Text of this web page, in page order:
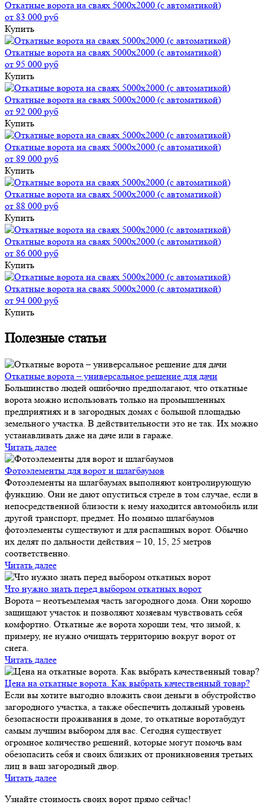
Откатные ворота на сваях 5000x2000 (с автоматикой)
от 83 000 руб
Купить
Откатные ворота на сваях 5000x2000 (с автоматикой)
от 95 000 руб
Купить
Откатные ворота на сваях 5000x2000 (с автоматикой)
от 92 000 руб
Купить
Откатные ворота на сваях 5000x2000 (с автоматикой)
от 89 000 руб
Купить
Откатные ворота на сваях 5000x2000 (с автоматикой)
от 88 000 руб
Купить
Откатные ворота на сваях 5000x2000 (с автоматикой)
от 86 000 руб
Купить
Откатные ворота на сваях 5000x2000 (с автоматикой)
от 94 000 руб
Купить
Полезные статьи
Откатные ворота – универсальное решение для дачи
Большинство людей ошибочно предполагают, что откатные
ворота можно использовать только на промышленных
предприятиях и в загородных домах с большой площадью
земельного участка. В действительности это не так. Их можно
устанавливать даже на даче или в гараже.
Читать далее
Фотоэлементы для ворот и шлагбаумов
Фотоэлементы на шлагбаумах выполняют контролирующую
функцию. Они не дают опуститься стреле в том случае, если в
непосредственной близости к нему находится автомобиль или
другой транспорт, предмет. Но помимо шлагбаумов
фотоэлементы существуют и для распашных ворот. Обычно
их делят по дальности действия – 10, 15, 25 метров
соответственно.
Читать далее
Что нужно знать перед выбором откатных ворот
Ворота – неотъемлемая часть загородного дома. Они хорошо
защищают участок и позволяют хозяевам чувствовать себя
комфортно. Откатные же ворота хороши тем, что зимой, к
примеру, не нужно очищать территорию вокруг ворот от
снега.
Читать далее
Цена на откатные ворота. Как выбрать качественный товар?
Если вы хотите выгодно вложить свои деньги в обустройство
загородного участка, а также обеспечить должный уровень
безопасности проживания в доме, то откатные воротабудут
самым лучшим выбором для вас. Сегодня существует
огромное количество решений, которые могут помочь вам
обезопасить себя и своих близких от проникновения третьих
лиц в ваш загородный двор.
Читать далее
Узнайте стоимость своих ворот прямо сейчас!